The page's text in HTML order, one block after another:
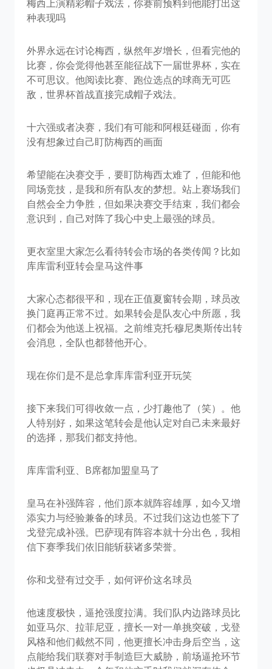
梅西上演精彩帽子戏法，你赛前预料到他能打出这
种表现吗
外界永远在讨论梅西，纵然年岁增长，但看完他的
比赛，你会觉得他甚至能征战下一届世界杯，实在
不可思议。他阅读比赛、跑位选点的球商无可匹
敌，世界杯首战直接完成帽子戏法。
十六强或者决赛，我们有可能和阿根廷碰面，你有
没有想象过自己盯防梅西的画面
希望能在决赛交手，要盯防梅西太难了，但能和他
同场竞技，是我和所有队友的梦想。站上赛场我们
自然会全力争胜，但如果决赛交手结束，我们都会
意识到，自己对阵了我心中史上最强的球员。
更衣室里大家怎么看待转会市场的各类传闻？比如
库库雷利亚转会皇马这件事
大家心态都很平和，现在正值夏窗转会期，球员改
换门庭再正常不过。如果转会是队友心中所愿，我
们都会为他送上祝福。之前维克托·穆尼奥斯传出转
会消息，全队也都替他开心。
现在你们是不是总拿库库雷利亚开玩笑
接下来我们可得收敛一点，少打趣他了（笑）。他
人特别好，如果这笔转会是他认定对自己未来最好
的选择，那我们都支持他。
库库雷利亚、B席都加盟皇马了
皇马在补强阵容，他们原本就阵容雄厚，如今又增
添实力与经验兼备的球员。不过我们这边也签下了
戈登完成补强。巴萨现有阵容本就十分出色，我相
信下赛季我们依旧能斩获诸多荣誉。
你和戈登有过交手，如何评价这名球员
他速度极快，逼抢强度拉满。我们队内边路球员比
如亚马尔、拉菲尼亚，擅长一对一单挑突破，戈登
风格和他们截然不同，他更擅长冲击身后空当，这
点能给我们联赛对手制造巨大威胁，前场逼抢环节